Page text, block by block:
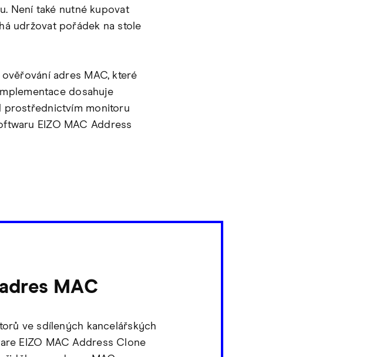
Není také nutné kupovat
udržovat pořádek na stole
adres MAC, které
dosahuje
prostřednictvím monitoru
EIZO MAC Address
MAC
ve sdílených kancelářských
EIZO MAC Address Clone